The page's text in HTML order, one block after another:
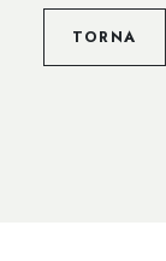
TORNA